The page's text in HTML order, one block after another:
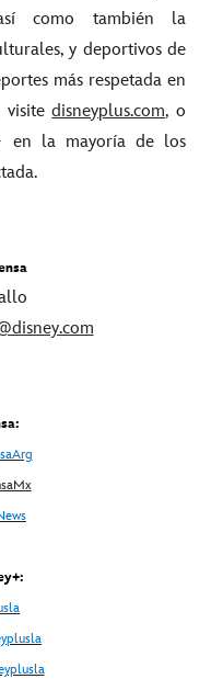
como también la
y deportivos de
más respetada en
visitedisneyplus.com, o
en la mayoría de los